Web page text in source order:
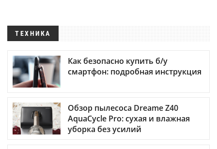
ТЕХНИКА
Как безопасно купить б/у
смартфон: подробная инструкция
Обзор пылесоса Dreame Z40
AquaCycle Pro: сухая и влажная
уборка без усилий